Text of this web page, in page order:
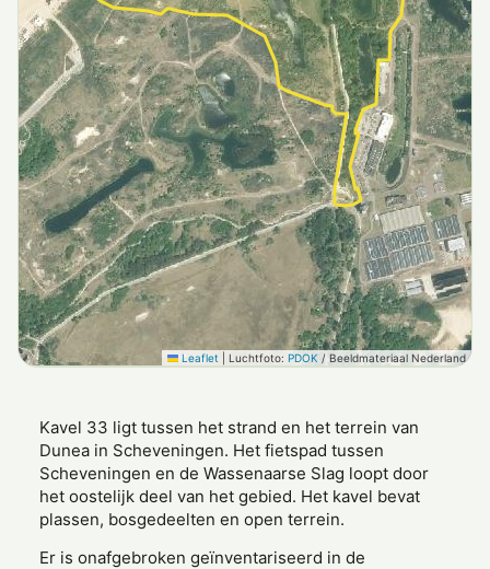
Leaflet Luchtfoto: PDOK / Beeldmateriaal Nederland
Kavel 33 ligt tussen het strand en het terrein van
Dunea in Scheveningen. Het fietspad tussen
Scheveningen en de Wassenaarse Slag loopt door
het oostelijk deel van het gebied. Het kavel bevat
plassen, bosgedeelten en open terrein.
Er is onafgebroken geïnventariseerd in de